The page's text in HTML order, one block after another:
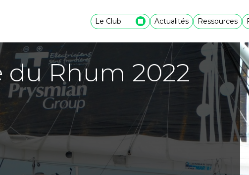
Le Club Actualités Ressources
du Rhum 2022